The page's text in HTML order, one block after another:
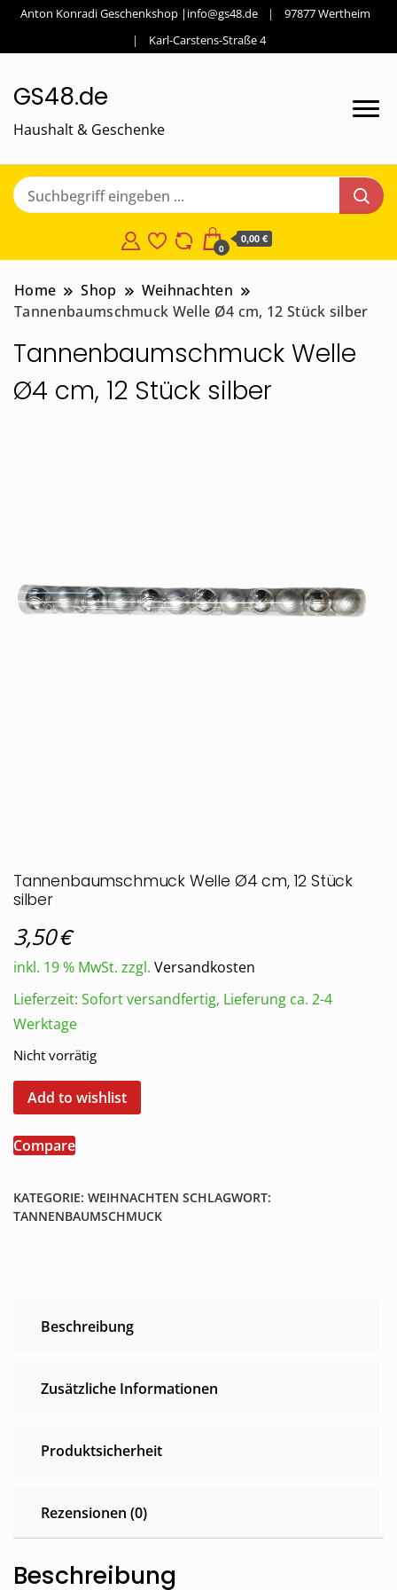
Anton Konradi Geschenkshop |info@gs48.de
97877 Wertheim
Karl-Carstens-Straße 4
GS48.de
Haushalt & Geschenke
0
0,00 €
Home Shop
Weihnachten
Tannenbaumschmuck Welle Ø4 cm, 12 Stück silber
Tannenbaumschmuck Welle
Ø4 cm, 12 Stück silber
Tannenbaumschmuck Welle Ø4 cm, 12 Stück
silber
3,50€
inkl. 19 % MwSt. zzgl. Versandkosten
Lieferzeit: Sofort versandfertig, Lieferung ca. 2-4
Werktage
Nicht vorrätig
Add to wishlist
Compare
KATEGORIE: WEIHNACHTEN SCHLAGWORT:
TANNENBAUMSCHMUCK
Beschreibung
Zusätzliche Informationen
Produktsicherheit
Rezensionen (0)
Beschreibung